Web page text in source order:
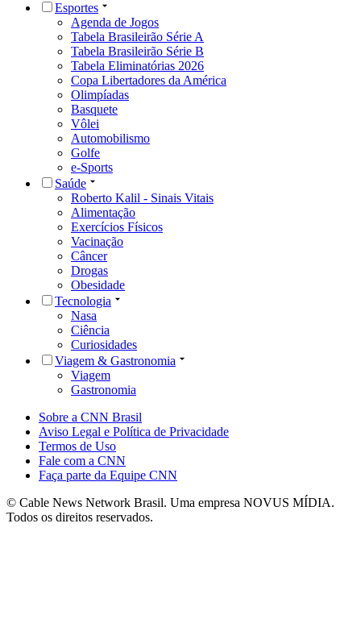
Esportes
Agenda de Jogos
Tabela Brasileirão Série A
Tabela Brasileirão Série B
Tabela Eliminatórias 2026
Copa Libertadores da América
Olimpíadas
Basquete
Vôlei
Automobilismo
Golfe
e-Sports
Saúde
Roberto Kalil - Sinais Vitais
Alimentação
Exercícios Físicos
Vacinação
Câncer
Drogas
Obesidade
Tecnologia
Nasa
Ciência
Curiosidades
Viagem & Gastronomia
Viagem
Gastronomia
Sobre a CNN Brasil
Aviso Legal e Política de Privacidade
Termos de Uso
Fale com a CNN
Faça parte da Equipe CNN
© Cable News Network Brasil. Uma empresa NOVUS MÍDIA.
Todos os direitos reservados.